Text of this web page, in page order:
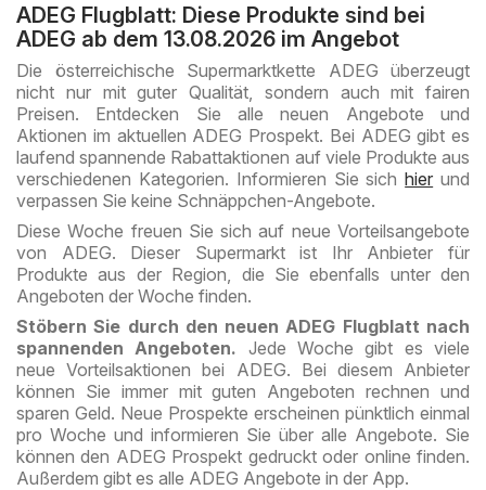
ADEG Flugblatt: Diese Produkte sind bei
ADEG ab dem 13.08.2026 im Angebot
Die österreichische Supermarktkette ADEG überzeugt
nicht nur mit guter Qualität, sondern auch mit fairen
Preisen. Entdecken Sie alle neuen Angebote und
Aktionen im aktuellen ADEG Prospekt. Bei ADEG gibt es
laufend spannende Rabattaktionen auf viele Produkte aus
verschiedenen Kategorien. Informieren Sie sichhier und
verpassen Sie keine Schnäppchen-Angebote.
Diese Woche freuen Sie sich auf neue Vorteilsangebote
von ADEG. Dieser Supermarkt ist Ihr Anbieter für
Produkte aus der Region, die Sie ebenfalls unter den
Angeboten der Woche finden.
Stöbern Sie durch den neuen ADEG Flugblatt nach
spannenden Angeboten. Jede Woche gibt es viele
neue Vorteilsaktionen bei ADEG. Bei diesem Anbieter
können Sie immer mit guten Angeboten rechnen und
sparen Geld. Neue Prospekte erscheinen pünktlich einmal
pro Woche und informieren Sie über alle Angebote. Sie
können den ADEG Prospekt gedruckt oder online finden.
Außerdem gibt es alle ADEG Angebote in der App.